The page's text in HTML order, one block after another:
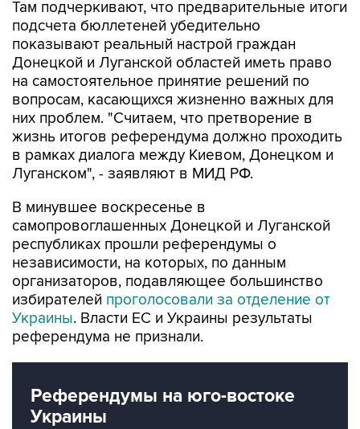
Там подчеркивают, что предварительные итоги
подсчета бюллетеней убедительно
показывают реальный настрой граждан
Донецкой и Луганской областей иметь право
на самостоятельное принятие решений по
вопросам, касающихся жизненно важных для
них проблем. "Считаем, что претворение в
жизнь итогов референдума должно проходить
в рамках диалога между Киевом, Донецком и
Луганском", - заявляют в МИД РФ.
В минувшее воскресенье в
самопровоглашенных Донецкой и Луганской
республиках прошли референдумы о
независимости, на которых, по данным
организаторов, подавляющее большинство
избирателей проголосовали за отделение от
Украины. Власти ЕС и Украины результаты
референдума не признали.
Референдумы на юго-востоке
Украины